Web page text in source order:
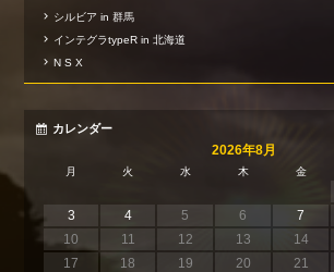
シルビア in 群馬
インテグラtypeR in 北海道
N S X
カレンダー
2026年8月
月 火 水 木 金
3
4 5 6 7
10
11 12 13 14
17
18 19 20 21